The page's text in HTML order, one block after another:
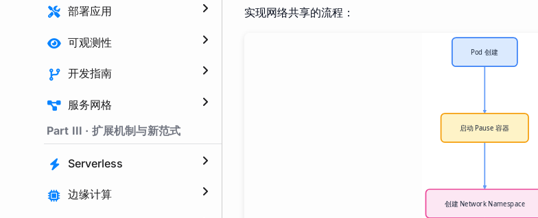
部署应用
可观测性
开发指南
服务网格
Part III · 扩展机制与新范式
Serverless
边缘计算
实现网络共享的流程：